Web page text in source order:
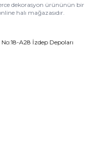
dekorasyon ürününün bir
halı mağazasıdır.
A28 İzdep Depoları